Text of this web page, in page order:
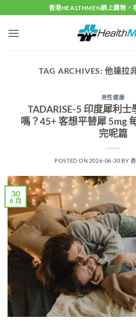
to
content
香港HEALTHMEN網上購物，
TAG ARCHIVES: 他達拉
男性健康
TADARISE-5 印度犀利士
嗎？45+ 客想平替犀 5mg
完呢篇
POSTED ON 2026-06-30 BY
30
6 月